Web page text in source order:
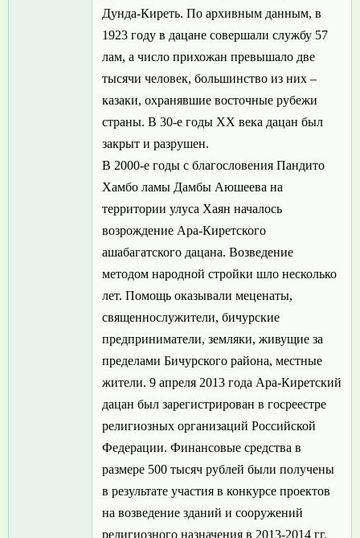
Дунда-Киреть. По архивным данным, в
1923 году в дацане совершали службу 57
лам, а число прихожан превышало две
тысячи человек, большинство из них –
казаки, охранявшие восточные рубежи
страны. В 30-е годы ХХ века дацан был
закрыт и разрушен.
В 2000-е годы с благословения Пандито
Хамбо ламы Дамбы Аюшеева на
территории улуса Хаян началось
возрождение Ара-Киретского
ашабагатского дацана. Возведение
методом народной стройки шло несколько
лет. Помощь оказывали меценаты,
священнослужители, бичурские
предприниматели, земляки, живущие за
пределами Бичурского района, местные
жители. 9 апреля 2013 года Ара-Киретский
дацан был зарегистрирован в госреестре
религиозных организаций Российской
Федерации. Финансовые средства в
размере 500 тысяч рублей были получены
в результате участия в конкурсе проектов
на возведение зданий и сооружений
религиозного назначения в 2013-2014 гг.